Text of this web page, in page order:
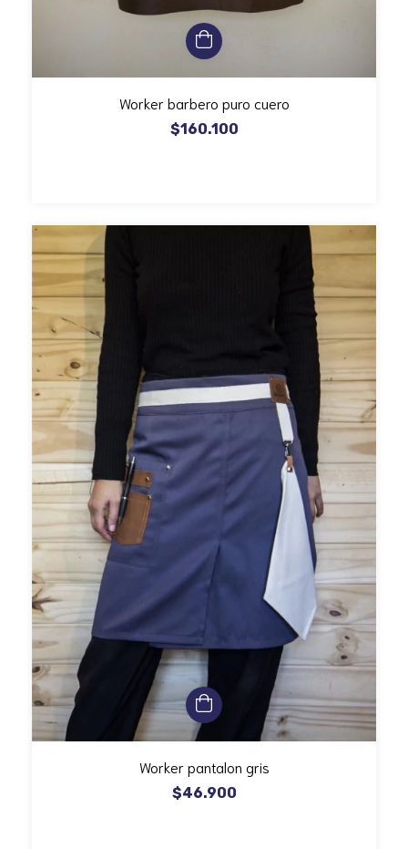
Worker barbero puro cuero
$160.100
Worker pantalon gris
$46.900